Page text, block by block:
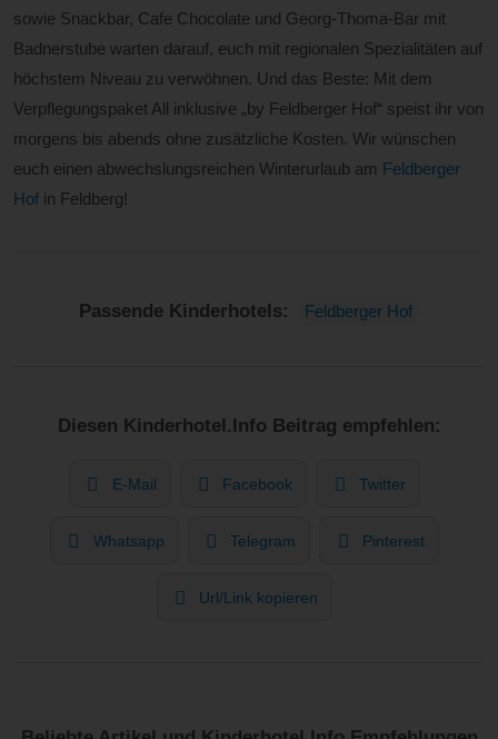
sowie Snackbar, Cafe Chocolate und Georg-Thoma-Bar mit
Badnerstube warten darauf, euch mit regionalen Spezialitäten auf
höchstem Niveau zu verwöhnen. Und das Beste: Mit dem
Verpflegungspaket All inklusive „by Feldberger Hof“ speist ihr von
morgens bis abends ohne zusätzliche Kosten. Wir wünschen
euch einen abwechslungsreichen Winterurlaub am Feldberger
Hof in Feldberg!
Passende Kinderhotels: Feldberger Hof
Diesen Kinderhotel.Info Beitrag empfehlen:
E-Mail Facebook Twitter
Whatsapp Telegram Pinterest
Url/Link kopieren